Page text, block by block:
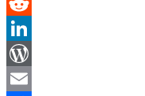
Message
Reddit
LinkedIn
WordPress